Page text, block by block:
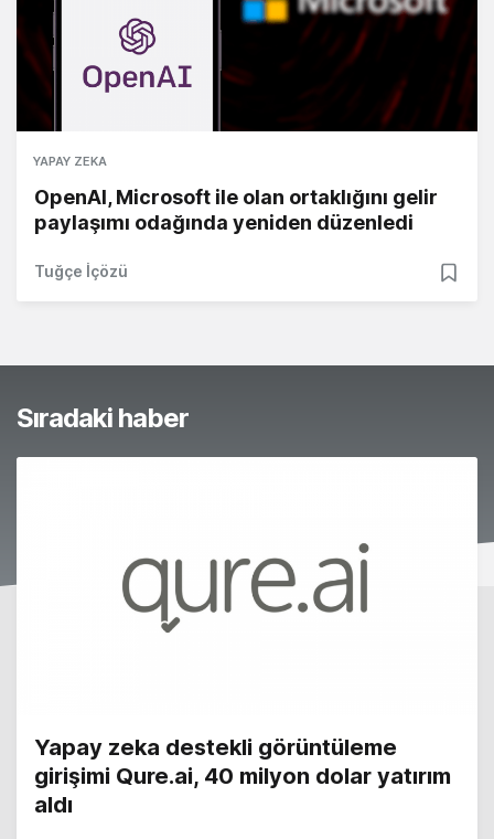
YAPAY ZEKA
OpenAI, Microsoft ile olan ortaklığını gelir
paylaşımı odağında yeniden düzenledi
Tuğçe İçözü
Sıradaki haber
Yapay zeka destekli görüntüleme
girişimi Qure.ai, 40 milyon dolar yatırım
aldı